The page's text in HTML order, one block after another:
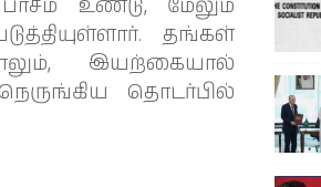
உண்டு, மேலும்
தங்கள்
இயற்கையால்
தொடர்பில்